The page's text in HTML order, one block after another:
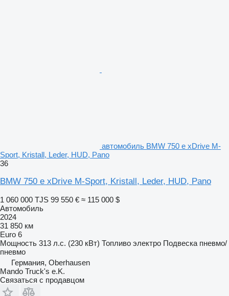
автомобиль BMW 750 e xDrive M-
Sport, Kristall, Leder, HUD, Pano
36
BMW 750 e xDrive M-Sport, Kristall, Leder, HUD, Pano
1 060 000 TJS 99 550 € ≈ 115 000 $
Автомобиль
2024
31 850 км
Euro 6
Мощность 313 л.с. (230 кВт) Топливо электро Подвеска пневмо/
пневмо
Германия, Oberhausen
Mando Truck's e.K.
Связаться с продавцом